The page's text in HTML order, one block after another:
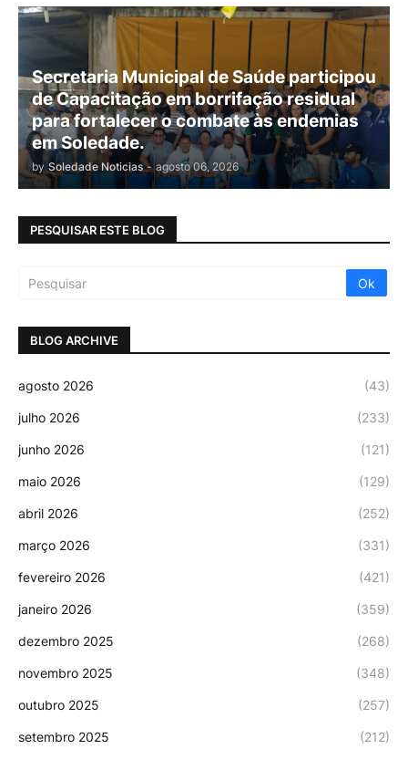
Secretaria Municipal de Saúde participou
de Capacitação em borrifação residual
para fortalecer o combate às endemias
em Soledade.
by Soledade Noticias - agosto 06, 2026
PESQUISAR ESTE BLOG
BLOG ARCHIVE
agosto 2026 (43)
julho 2026 (233)
junho 2026 (121)
maio 2026 (129)
abril 2026 (252)
março 2026 (331)
fevereiro 2026 (421)
janeiro 2026 (359)
dezembro 2025 (268)
novembro 2025 (348)
outubro 2025 (257)
setembro 2025 (212)